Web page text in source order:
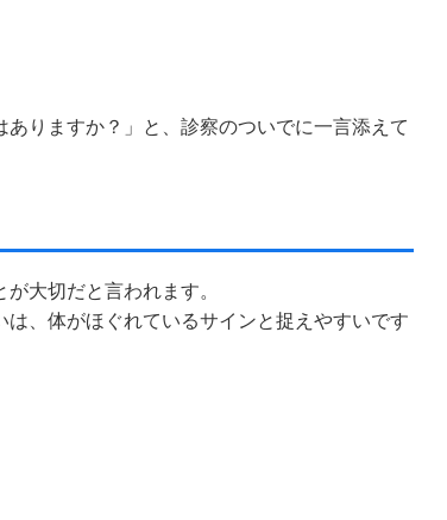
りますか？」と、診察のついでに一言添えて
大切だと言われます。
は、体がほぐれているサインと捉えやすいです